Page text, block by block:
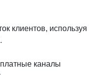
клиентов, используя
каналы